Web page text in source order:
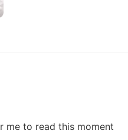
me to read this moment